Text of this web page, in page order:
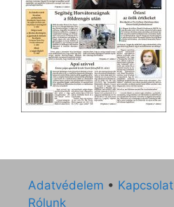
Adatvédelem • Kapcsolat
Rólunk